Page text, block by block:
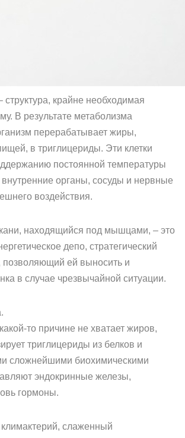
крайне необходимая
В результате метаболизма
перерабатывает жиры,
в триглицериды. Эти клетки
постоянной температуры
органы, сосуды и нервные
воздействия.
находящийся под мышцами, – это
депо, стратегический
ей выносить и
в случае чрезвычайной ситуации.
то причине не хватает жиров,
триглицериды из белков и
сложнейшими биохимическими
эндокринные железы,
гормоны.
климактерий, слаженный